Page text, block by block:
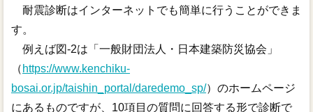
耐震診断はインターネットでも簡単に行うことができま
す。
例えば図-2は「一般財団法人・日本建築防災協会」
（ https://www.kenchiku-
bosai.or.jp/taishin_portal/daredemo_sp/）のホームページ
にあるものですが、10項目の質問に回答する形で診断で